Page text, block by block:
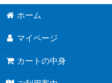
ホーム
マイページ
カートの中身